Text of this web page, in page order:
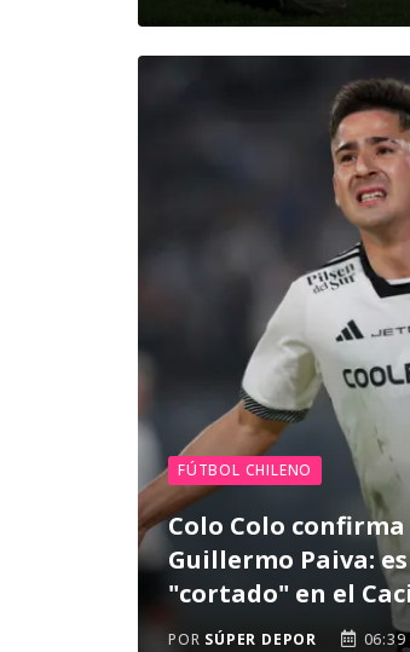
FÚTBOL CHILENO
Colo Colo
Guillermo Paiva:
"cortado" en el
POR SÚPER DEPOR 06:39